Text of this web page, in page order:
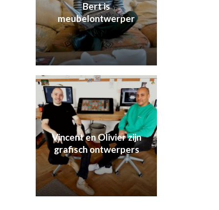
Bert is
meubelontwerper
Vincent en Olivier zijn
grafisch ontwerpers